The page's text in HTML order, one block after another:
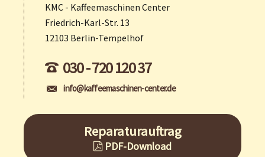
KMC - Kaffeemaschinen Center
Friedrich-Karl-Str. 13
12103 Berlin-Tempelhof
030 - 720 120 37
info@kaffeemaschinen-center.de
Reparaturauftrag
PDF-Download